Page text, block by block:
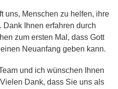
uns, Menschen zu helfen, ihre
Dank Ihnen erfahren durch
zum ersten Mal, dass Gott
Neuanfang geben kann.
und ich wünschen Ihnen
Dank, dass Sie uns als